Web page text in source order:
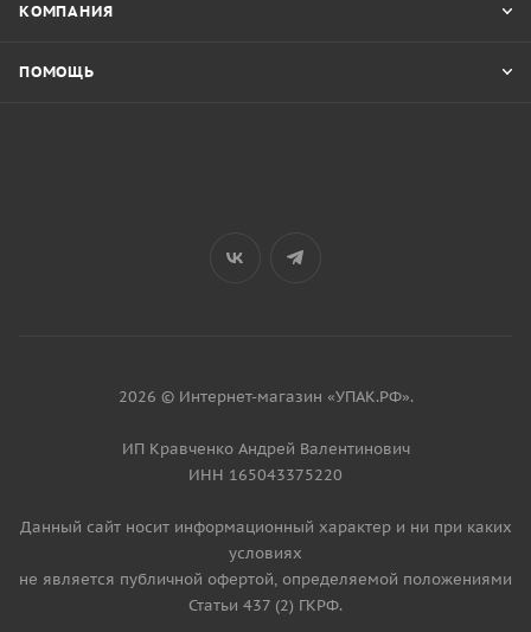
КОМПАНИЯ
ПОМОЩЬ
2026 © Интернет-магазин «УПАК.РФ».
ИП Кравченко Андрей Валентинович
ИНН 165043375220
Данный сайт носит информационный характер и ни при каких
условиях
не является публичной офертой, определяемой положениями
Статьи 437 (2) ГКРФ.